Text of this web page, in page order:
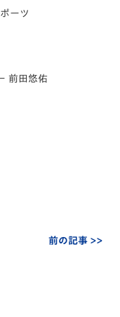
ーツ
前田悠佑
前の記事 >>